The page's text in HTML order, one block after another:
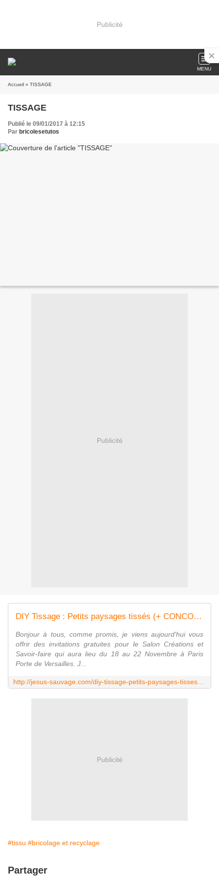
Publicité
MENU
Accueil » TISSAGE
TISSAGE
Publié le 09/01/2017 à 12:15
Par bricolesetutos
Publicité
DIY Tissage : Petits paysages tissés (+ CONCOURS: vos places pour le Salon CSF!) - jesus-sauvage
Bonjour à tous, comme promis, je viens aujourd'hui vous
offrir des invitations gratuites pour le Salon Créations et
Savoir-faire qui aura lieu du 18 au 22 Novembre à Paris
Porte de Versailles. J...
Publicité
#tissu #bricolage et recyclage
Partager